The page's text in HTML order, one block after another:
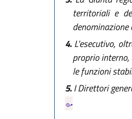
territoriali e
denominazione
4.L'esecutivo,
proprio interno,
le funzioni
5.I Direttori